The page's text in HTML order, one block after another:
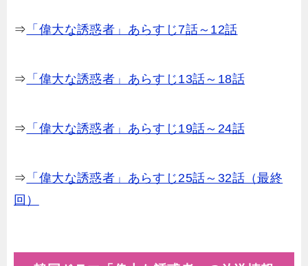
⇒ 「偉大な誘惑者」あらすじ7話～12話
⇒ 「偉大な誘惑者」あらすじ13話～18話
⇒ 「偉大な誘惑者」あらすじ19話～24話
⇒ 「偉大な誘惑者」あらすじ25話～32話（最終
回）